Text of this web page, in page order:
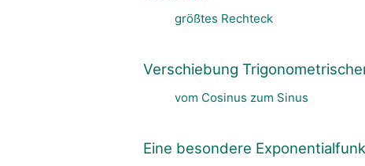
größtes Rechteck
Verschiebung
vom Cosinus zum Sinus
Eine besondere